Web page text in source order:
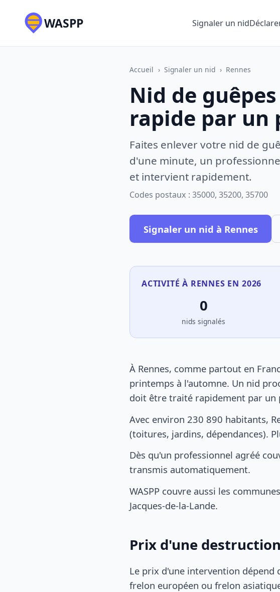
WASPP Signaler un nid
Accueil › Signaler un nid › Rennes
Nid de
rapide par un
Faites enlever votre nid de
d'une minute, un
et intervient rapidement.
Codes postaux : 35000, 35200, 35700
Signaler un nid à Rennes
ACTIVITÉ À RENNES EN 2026
0
nids signalés
À Rennes, comme partout en
printemps à l'automne. Un nid
doit être traité rapidement par un
Avec environ 230 890 habitants,
(toitures, jardins, dépendances).
Dès qu'un professionnel agréé
transmis automatiquement.
WASPP couvre aussi les
Jacques-de-la-Lande.
Prix d'une
Le prix d'une intervention dépend
frelon européen ou frelon